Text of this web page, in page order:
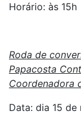
Horário: às 15h
Roda de
Papacosta
Coordenadora
Data: dia 15